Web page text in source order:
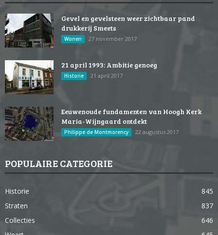
Gevel en gevelsteen weer zichtbaar pand
drukkerij Smeets
Wonen 27 november 2017
21 april 1993: Ambitie genoeg
Historie 21 april 2017
Eeuwenoude fundamenten van Hoogh Kerk
Maria-Wijngaard ontdekt
Philippe de Montmorency 22 augustus 2017
POPULAIRE CATEGORIE
Historie
845
Straten
837
Collecties
646